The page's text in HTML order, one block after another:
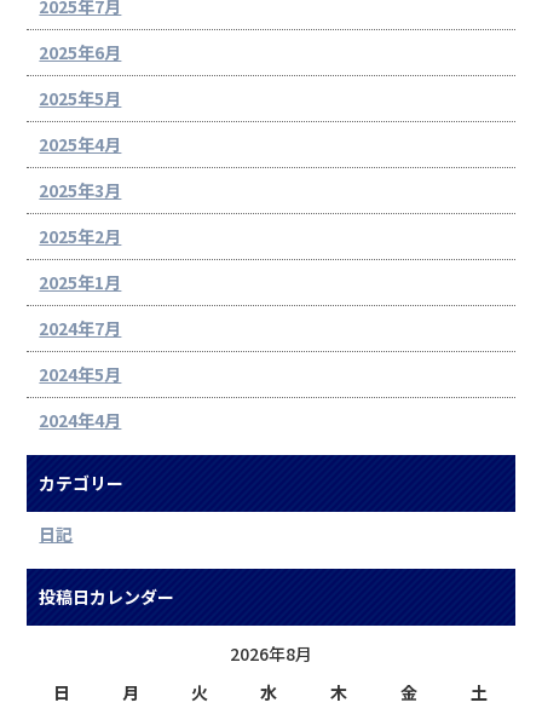
2025年7月
2025年6月
2025年5月
2025年4月
2025年3月
2025年2月
2025年1月
2024年7月
2024年5月
2024年4月
カテゴリー
日記
投稿日カレンダー
2026年8月
日
月 火 水 木 金
土